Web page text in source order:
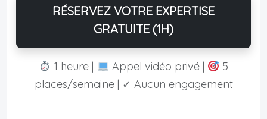
RÉSERVEZ VOTRE EXPERTISE
GRATUITE (1H)
1 heure | Appel vidéo privé |
5
places/semaine | ✓ Aucun engagement